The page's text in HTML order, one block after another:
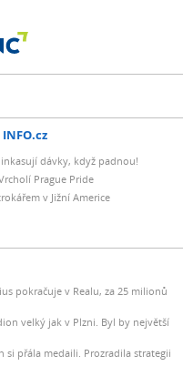
INFO.cz
dávky, když padnou!
Prague Pride
v Jižní Americe
pokračuje v Realu, za 25 milionů
velký jak v Plzni. Byl by největší
si přála medaili. Prozradila strategii